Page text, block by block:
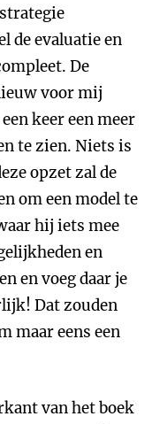
de evaluatie en
De
voor mij
keer een meer
te zien. Niets is
opzet zal de
om een model te
hij iets mee
en
en voeg daar je
Dat zouden
maar eens een
van het boek